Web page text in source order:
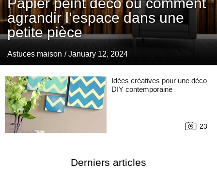
Papier peint déco ou comment
agrandir l’espace dans une
petite pièce
Astuces maison / January 12, 2024
Idées créatives pour une déco
DIY contemporaine
23
Derniers articles